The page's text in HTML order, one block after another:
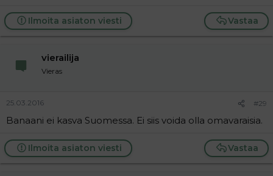
Vastaa
Ilmoita asiaton viesti
vierailija
Vieras
25.03.2016 #29
Banaani ei kasva Suomessa. Ei siis voida olla omavaraisia.
Vastaa
Ilmoita asiaton viesti